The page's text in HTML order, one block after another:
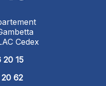
Cedex
20 15
62